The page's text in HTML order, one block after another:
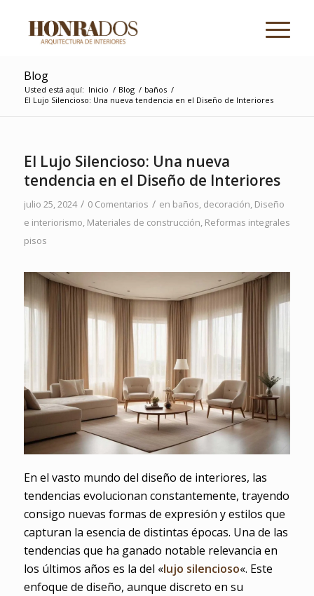
Blog
Usted está aquí: Inicio / Blog / baños /
El Lujo Silencioso: Una nueva tendencia en el Diseño de Interiores
El Lujo Silencioso: Una nueva
tendencia en el Diseño de Interiores
julio 25, 2024 / 0 Comentarios / en baños, decoración, Diseño
e interiorismo, Materiales de construcción, Reformas integrales
pisos
En el vasto mundo del diseño de interiores, las
tendencias evolucionan constantemente, trayendo
consigo nuevas formas de expresión y estilos que
capturan la esencia de distintas épocas. Una de las
tendencias que ha ganado notable relevancia en
los últimos años es la del «lujo silencioso«. Este
enfoque de diseño, aunque discreto en su